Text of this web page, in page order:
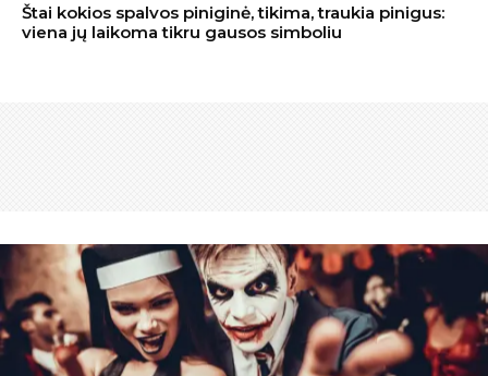
Štai kokios spalvos piniginė, tikima, traukia pinigus:
viena jų laikoma tikru gausos simboliu